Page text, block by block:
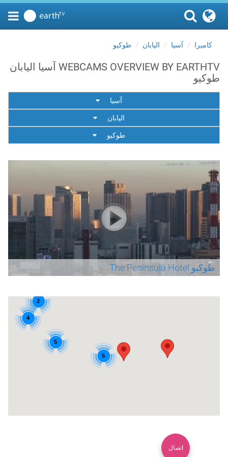
كاميرا آسيا اليابان طوكيو
WEBCAMS OVERVIEW BY EARTHTV آسيا اليابان
طوكيو
آسيا
اليابان
طوكيو
طوكيو The Peninsula Hotel
4
2
5
5
اتصال